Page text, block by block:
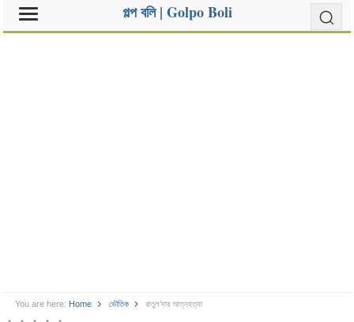
গল্প বলি | Golpo Boli
You are here: Home ভৌতিক রাতুল’দার আত্নহত্যা